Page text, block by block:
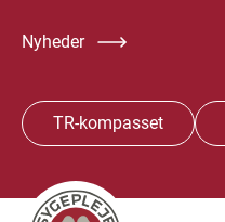
Nyheder
TR-kompasset